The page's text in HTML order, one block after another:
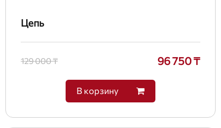
Цепь
129 000 ₸ 96 750 ₸
В корзину